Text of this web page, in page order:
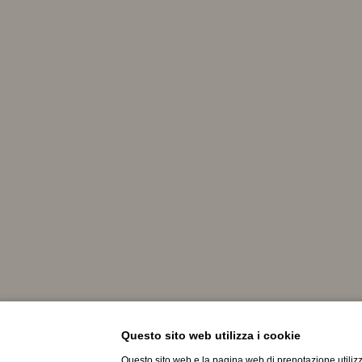
Questo sito web utilizza i cookie